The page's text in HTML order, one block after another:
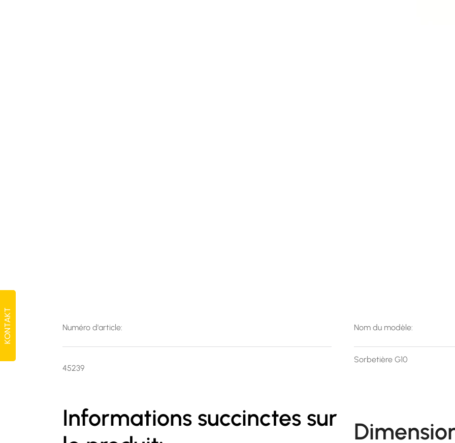
Numéro d'article:
45239
Informations succinctes sur
Nom du modèle:
Sorbetière G10
KONTAKT
KONTAKT